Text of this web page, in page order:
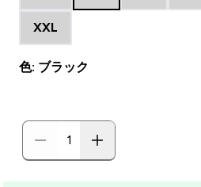
XXL
色: ブラック